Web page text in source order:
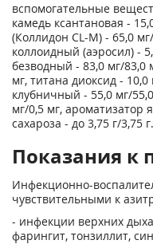
вспомогательные
камедь ксантановая -
(Коллидон CL-M) - 65,0
коллоидный (аэросил) -
безводный - 83,0 мг/83,0
мг, титана диоксид -
клубничный - 55,0 мг/
мг/0,5 мг, ароматизатор
сахароза - до 3,75 г/3,75 г.
Показания к
Инфекционно-
чувствительными к
- инфекции верхних
фарингит, тонзиллит,